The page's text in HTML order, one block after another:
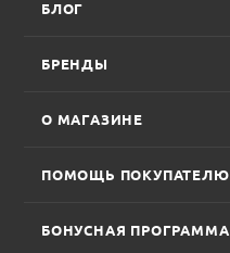
БЛОГ
БРЕНДЫ
О МАГАЗИНЕ
ПОМОЩЬ ПОКУПАТЕЛЮ
БОНУСНАЯ ПРОГРАММА